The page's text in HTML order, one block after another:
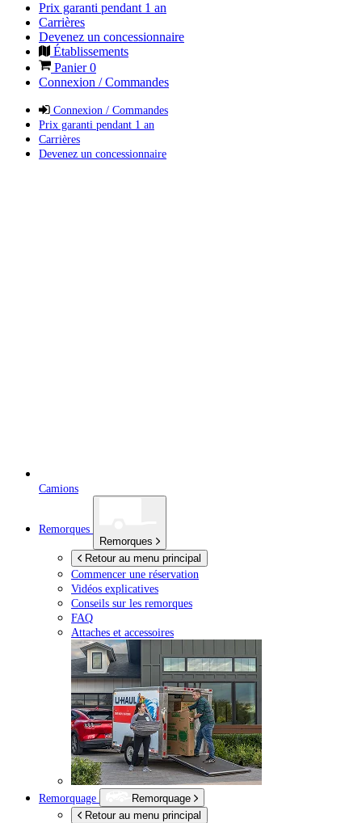
Prix garanti pendant 1 an
Carrières
Devenez un concessionnaire
Établissements
Panier0
Connexion / Commandes
Connexion / Commandes
Prix garanti pendant 1 an
Carrières
Devenez un concessionnaire
Camions
Remorques
Remorques
Retour au menu principal
Commencer une réservation
Vidéos explicatives
Conseils sur les remorques
FAQ
Attaches et accessoires
Remorquage
Remorquage
Retour au menu principal